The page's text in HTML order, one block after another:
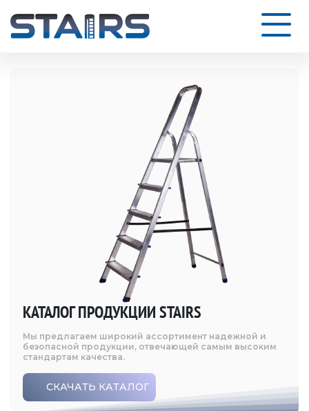
КАТАЛОГ ПРОДУКЦИИ STAIRS
Мы предлагаем широкий ассортимент надежной и
безопасной продукции, отвечающей самым высоким
стандартам качества.
СКАЧАТЬ КАТАЛОГ